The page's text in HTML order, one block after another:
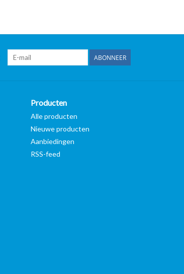
ABONNEER
Producten
Alle producten
Nieuwe producten
Aanbiedingen
RSS-feed